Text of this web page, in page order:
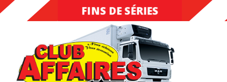
DESTOCKAGE
FINS DE SÉRIES